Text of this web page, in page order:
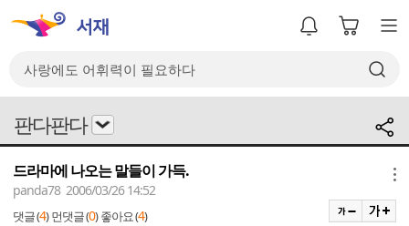
판다판다
드라마에 나오는 말들이 가득.
panda78 2006/03/26 14:52
댓글 (4) 먼댓글 (0) 좋아요 (4)